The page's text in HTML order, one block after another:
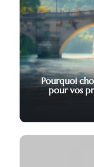
Pourquoi
pour vos